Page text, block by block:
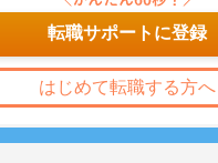
転職サポートに登録
はじめて転職する方へ